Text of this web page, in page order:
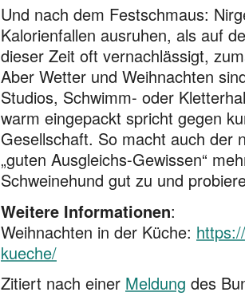
Und nach dem Festschmaus:
Kalorienfallen ausruhen, als auf
dieser Zeit oft vernachlässigt,
Aber Wetter und Weihnachten
Studios, Schwimm- oder
warm eingepackt spricht gegen
Gesellschaft. So macht auch der
„guten Ausgleichs-Gewissen“
Schweinehund gut zu und
Weitere Informationen:
Weihnachten in der Küche:
kueche/
Zitiert nach einer Meldung des